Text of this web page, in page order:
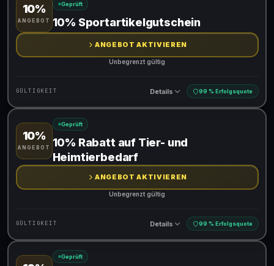
Gültig für teilnehmende Produkte
10%
ANGEBOT
Geprüft
10% Sportartikelgutschein
ANGEBOT AKTIVIEREN
Unbegrenzt gültig
GÜLTIGKEIT Details 99 % Erfolgsquote
Gültig für teilnehmende Produkte
10%
ANGEBOT
Geprüft
10% Rabatt auf Tier- und
Heimtierbedarf
ANGEBOT AKTIVIEREN
Unbegrenzt gültig
GÜLTIGKEIT Details 99 % Erfolgsquote
Geprüft